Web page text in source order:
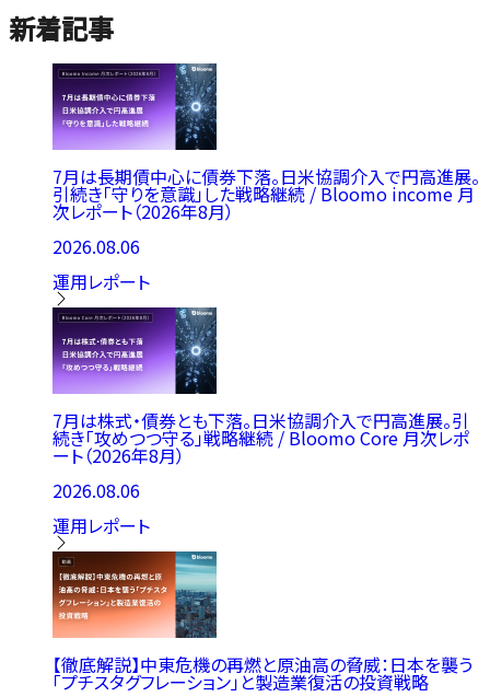
新着記事
7月は長期債中心に債券下落。日米協調介入で円高進展。
引続き「守りを意識」した戦略継続 / Bloomo income 月
次レポート（2026年8月）
2026.08.06
運用レポート
7月は株式・債券とも下落。日米協調介入で円高進展。引
続き「攻めつつ守る」戦略継続 / Bloomo Core 月次レポ
ート（2026年8月）
2026.08.06
運用レポート
【徹底解説】中東危機の再燃と原油高の脅威：日本を襲う
「プチスタグフレーション」と製造業復活の投資戦略